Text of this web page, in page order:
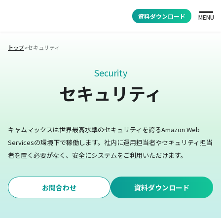
資料ダウンロード MENU
トップ>セキュリティ
Security
セキュリティ
キャムマックスは世界最高水準のセキュリティを誇るAmazon Web
Servicesの環境下で稼働します。 社内に運用担当者やセキュリティ担当
者を置く必要がなく、安全にシステムをご利用いただけます。
お問合わせ 資料ダウンロード